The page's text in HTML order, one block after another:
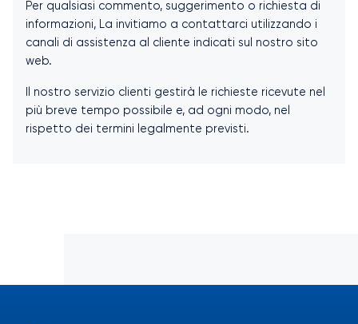
Per qualsiasi commento, suggerimento o richiesta di
informazioni, La invitiamo a contattarci utilizzando i
canali di assistenza al cliente indicati sul nostro sito
web.
Il nostro servizio clienti gestirà le richieste ricevute nel
più breve tempo possibile e, ad ogni modo, nel
rispetto dei termini legalmente previsti.